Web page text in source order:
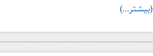
(بیشتر…)